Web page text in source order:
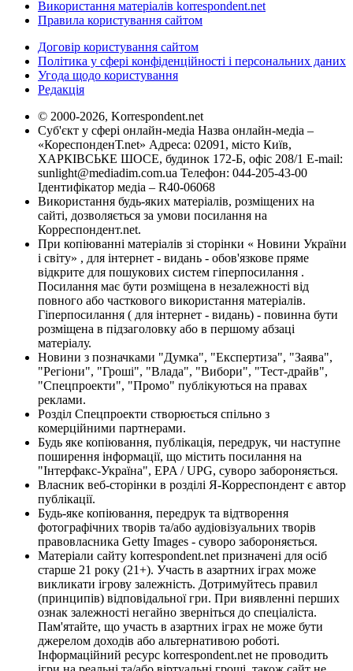
Використання матеріалів korrespondent.net
Правила користування сайтом
Договір користування сайтом
Політика у сфері конфіденційності і персональних даних
Угода щодо користування
Редакція
© 2000-2026, Korrespondent.net
Суб'єкт у сфері онлайн-медіа Назва онлайн-медіа –
«КореспонденТ.net» Адреса: 02091, місто Київ,
ХАРКІВСЬКЕ ШОСЕ, будинок 172-Б, офіс 208/1 E-mail:
sunlight@mediadim.com.ua Телефон: 044-205-43-00
Ідентифікатор медіа – R40-06068
Використання будь-яких матеріалів, розміщених на
сайті, дозволяється за умови посилання на
Корреспондент.net.
При копіюванні матеріалів зі сторінки « Новини України
і світу» , для інтернет - видань - обов'язкове пряме
відкрите для пошукових систем гіперпосилання .
Посилання має бути розміщена в незалежності від
повного або часткового використання матеріалів.
Гіперпосилання ( для інтернет - видань) - повинна бути
розміщена в підзаголовку або в першому абзаці
матеріалу.
Новини з позначками "Думка", "Експертиза", "Заява",
"Регіони", "Гроші", "Влада", "Вибори", "Тест-драйв",
"Спецпроекти", "Промо" публікуються на правах
реклами.
Розділ Спецпроекти створюється спільно з
комерційними партнерами.
Будь яке копіювання, публікація, передрук, чи наступне
поширення інформації, що містить посилання на
"Інтерфакс-Україна", EPA / UPG, суворо забороняється.
Власник веб-сторінки в розділі Я-Корреспондент є автор
публікації.
Будь-яке копіювання, передрук та відтворення
фотографічних творів та/або аудіовізуальних творів
правовласника Getty Images - суворо забороняється.
Матеріали сайту korrespondent.net призначені для осіб
старше 21 року (21+). Участь в азартних іграх може
викликати ігрову залежність. Дотримуйтесь правил
(принципів) відповідальної гри. При виявленні перших
ознак залежності негайно зверніться до спеціаліста.
Пам'ятайте, що участь в азартних іграх не може бути
джерелом доходів або альтернативою роботі.
Інформаційний ресурс korrespondent.net не проводить